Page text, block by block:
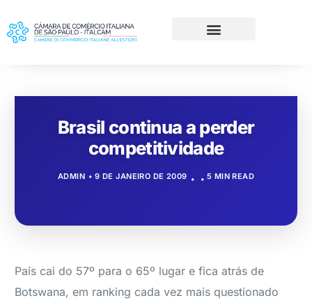
Brasil continua a perder
competitividade
ADMIN 9 DE JANEIRO DE 2009 5 MIN READ
País cai do 57º para o 65º lugar e fica atrás de
Botswana, em ranking cada vez mais questionado